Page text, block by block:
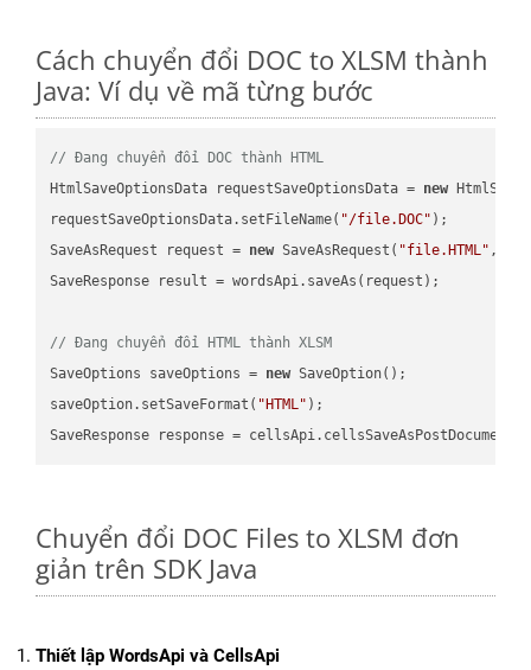
Cách chuyển đổi DOC to XLSM thành
Java: Ví dụ về mã từng bước
// Đang chuyển đổi DOC thành HTML
HtmlSaveOptionsData requestSaveOptionsData = new
requestSaveOptionsData.setFileName( "/file.DOC" );
SaveAsRequest request = new SaveAsRequest( "file.HTML"
SaveResponse result = wordsApi.saveAs(request);
// Đang chuyển đổi HTML thành XLSM
SaveOptions saveOptions = new SaveOption();
saveOption.setSaveFormat( "HTML" );
SaveResponse response =
Chuyển đổi DOC Files to XLSM đơn
giản trên SDK Java
Thiết lập WordsApi và CellsApi